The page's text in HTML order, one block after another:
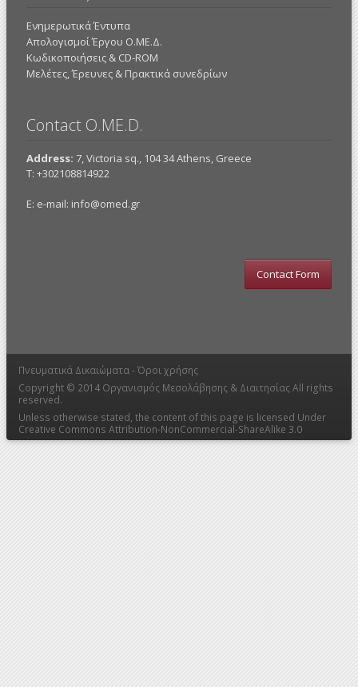
Ενημερωτικά Έντυπα
Απολογισμοί Έργου Ο.ΜΕ.Δ.
Κωδικοποιήσεις & CD-ROM
Mελέτες, Έρευνες & Πρακτικά συνεδρίων
Contact O.ME.D.
Address: 7, Victoria sq., 104 34 Athens, Greece
Τ: +302108814922
E: e-mail: info@omed.gr
Contact Form
Πνευματικά Δικαιώματα - Όροι χρήσης
Copyright © 2014 Οργανισμός Μεσολάβησης & Διαιτησίας All rights
reserved.
Unless otherwise stated, the content of this page is licensed Under
Creative Commons Attribution-NonCommercial-ShareAlike 3.0